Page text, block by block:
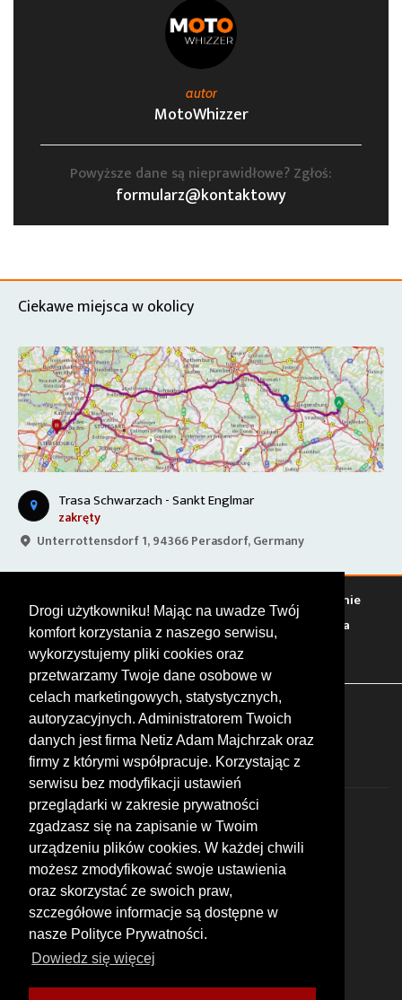
Drogi użytkowniku! Mając na uwadze Twój
komfort korzystania z naszego serwisu,
wykorzystujemy pliki cookies oraz
przetwarzamy Twoje dane osobowe w
celach marketingowych, statystycznych,
autoryzacyjnych. Administratorem Twoich
danych jest firma Netiz Adam Majchrzak oraz
firmy z którymi współpracuje. Korzystając z
serwisu bez modyfikacji ustawień
przeglądarki w zakresie prywatności
zgadzasz się na zapisanie w Twoim
urządzeniu plików cookies. W każdej chwili
możesz zmodyfikować swoje ustawienia
oraz skorzystać ze swoich praw,
szczegółowe informacje są dostępne w
nasze Polityce Prywatności.
Dowiedz się więcej
autor
MotoWhizzer
Powyższe dane są nieprawidłowe? Zgłoś:
formularz@kontaktowy
Ciekawe miejsca w okolicy
Trasa Schwarzach - Sankt Englmar
zakręty
Unterrottensdorf 1, 94366 Perasdorf, Germany
Warto zobaczyć Serwisy Stacje paliw
Jedzenie
Bary Zakwaterowanie Tory Zloty Rajdy
Spotkania
Targi Giełdy Szkolenia
FOLLOW US
© 2026 by MotoWhizzer.com
All rights reserved.
KONTAKT
ul. Chopina 16, I piętro
47-400 Racibórz